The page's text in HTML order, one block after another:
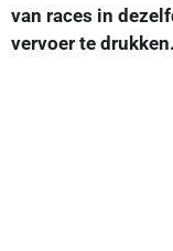
van races in
vervoer te drukken.